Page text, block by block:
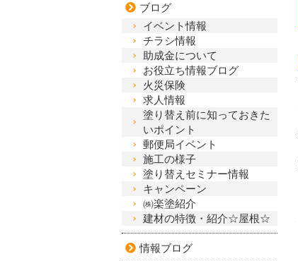
ブログ
イベント情報
チラシ情報
助成金について
お役立ち情報ブログ
火災保険
求人情報
塗り替え前に知っておきた
いポイント
郵便局イベント
施工の様子
塗り替えセミナー情報
キャンペーン
㈱楽塗紹介
建材の特徴・紹介☆屋根☆
情報ブログ